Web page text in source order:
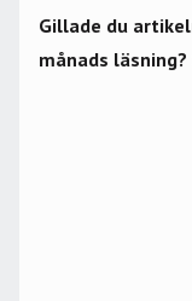
Gillade du
månads